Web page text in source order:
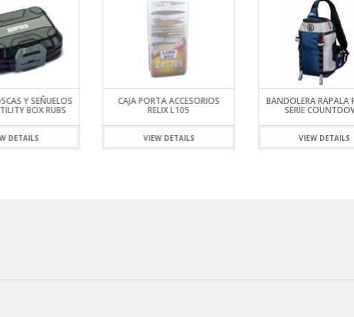
Y SEÑUELOS
BOX RUBS
DETAILS
CAJA PORTA ACCESORIOS
RELIX L105
VIEW DETAILS
BANDOLERA RAPALA
SERIE
VIEW DETAILS